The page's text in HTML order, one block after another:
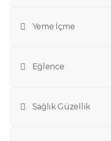
Yeme İçme
Eğlence
Sağlık Güzellik